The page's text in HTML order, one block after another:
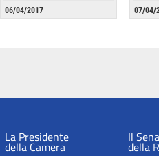
06/04/2017 07/04/
La Presidente
della Camera
Il
della